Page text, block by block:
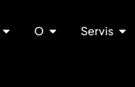
O Servis